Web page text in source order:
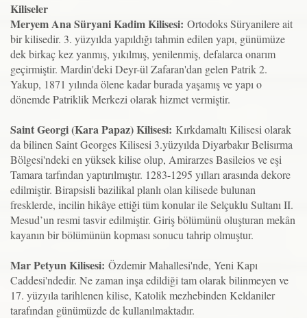
Kiliseler
Meryem Ana Süryani Kadim Kilisesi: Ortodoks Süryanilere ait
bir kilisedir. 3. yüzyılda yapıldığı tahmin edilen yapı, günümüze
dek birkaç kez yanmış, yıkılmış, yenilenmiş, defalarca onarım
geçirmiştir. Mardin'deki Deyr-ül Zafaran'dan gelen Patrik 2.
Yakup, 1871 yılında ölene kadar burada yaşamış ve yapı o
dönemde Patriklik Merkezi olarak hizmet vermiştir.
Saint Georgi (Kara Papaz) Kilisesi: Kırkdamaltı Kilisesi olarak
da bilinen Saint Georges Kilisesi 3.yüzyılda Diyarbakır Belisırma
Bölgesi'ndeki en yüksek kilise olup, Amirarzes Basileios ve eşi
Tamara tarfından yaptırılmıştır. 1283-1295 yılları arasında dekore
edilmiştir. Birapsisli bazilikal planlı olan kilisede bulunan
fresklerde, incilin hikâye ettiği tüm konular ile Selçuklu Sultanı II.
Mesud’un resmi tasvir edilmiştir. Giriş bölümünü oluşturan mekân
kayanın bir bölümünün kopması sonucu tahrip olmuştur.
Mar Petyun Kilisesi: Özdemir Mahallesi'nde, Yeni Kapı
Caddesi'ndedir. Ne zaman inşa edildiği tam olarak bilinmeyen ve
17. yüzyıla tarihlenen kilise, Katolik mezhebinden Keldaniler
tarafından günümüzde de kullanılmaktadır.